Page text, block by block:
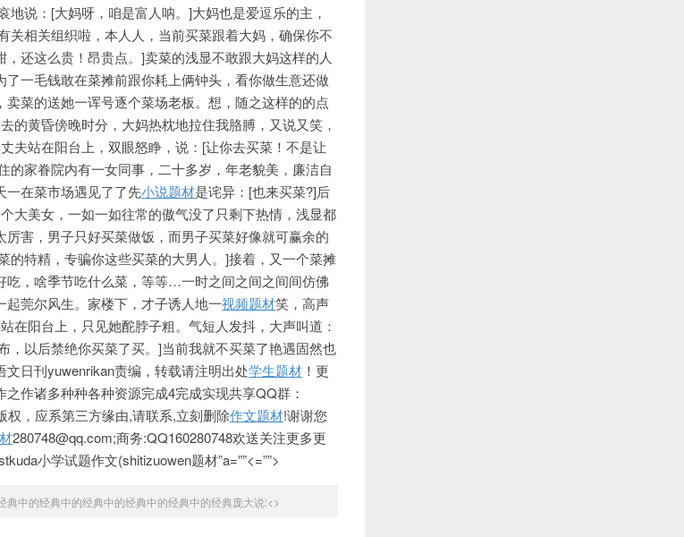
说：[大妈呀，咱是富人呐。]大妈也是爱逗乐的主，
关相关组织啦，本人人，当前买菜跟着大妈，确保你不
还这么贵！昂贵点。]卖菜的浅显不敢跟大妈这样的人
一毛钱敢在菜摊前跟你耗上俩钟头，看你做生意还做
菜的送她一诨号逐个菜场老板。想，随之这样的的点
的黄昏傍晚时分，大妈热枕地拉住我胳膊，又说又笑，
夫站在阳台上，双眼怒睁，说：[让你去买菜！不是让
家眷院内有一女同事，二十多岁，年老貌美，廉洁自
一在菜市场遇见了了先小说题材是诧异：[也来买菜?]后
大美女，一如一如往常的傲气没了只剩下热情，浅显都
厉害，男子只好买菜做饭，而男子买菜好像就可赢余的
的特精，专骗你这些买菜的大男人。]接着，又一个菜摊
吃，啥季节吃什么菜，等等…一时之间之间之间间仿佛
莞尔风生。家楼下，才子诱人地一视频题材笑，高声
在阳台上，只见她酡脖子粗。气短人发抖，大声叫道：
，以后禁绝你买菜了买。]当前我就不买菜了艳遇固然也
日刊yuwenrikan责编，转载请注明出处学生题材 ！更
作诸多种种各种资源完成4完成实现共享QQ群：
权，应系第三方缘由,请联系,立刻删除作文题材!谢谢您
280748@qq.com;商务:QQ160280748欢送关注更多更
小学试题作文(shitizuowen题材”a=””<=””>
典中的经典中的经典中的经典中的经典中的经典庞大说:<>